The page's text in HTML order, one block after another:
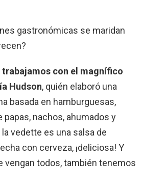
gastronómicas se maridan
trabajamos con el magnífico
Hudson, quién elaboró una
basada en hamburguesas,
nachos, ahumados y
vedette es una salsa de
con cerveza, ¡deliciosa! Y
vengan todos, también tenemos